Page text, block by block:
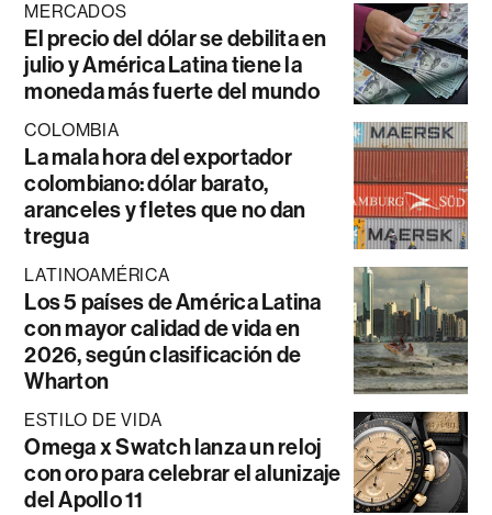
MERCADOS
El precio del dólar se debilita en
julio y América Latina tiene la
moneda más fuerte del mundo
COLOMBIA
La mala hora del exportador
colombiano: dólar barato,
aranceles y fletes que no dan
tregua
LATINOAMÉRICA
Los 5 países de América Latina
con mayor calidad de vida en
2026, según clasificación de
Wharton
ESTILO DE VIDA
Omega x Swatch lanza un reloj
con oro para celebrar el alunizaje
del Apollo 11